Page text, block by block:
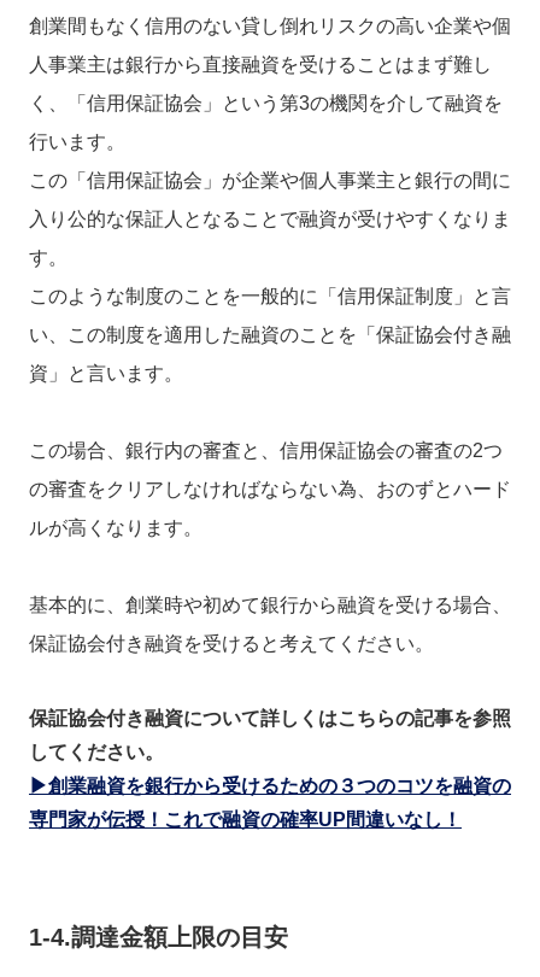
創業間もなく信用のない貸し倒れリスクの高い企業や個
人事業主は銀行から直接融資を受けることはまず難し
く、「信用保証協会」という第3の機関を介して融資を
行います。
この「信用保証協会」が企業や個人事業主と銀行の間に
入り公的な保証人となることで融資が受けやすくなりま
す。
このような制度のことを一般的に「信用保証制度」と言
い、この制度を適用した融資のことを「保証協会付き融
資」と言います。
この場合、銀行内の審査と、信用保証協会の審査の2つ
の審査をクリアしなければならない為、おのずとハード
ルが高くなります。
基本的に、創業時や初めて銀行から融資を受ける場合、
保証協会付き融資を受けると考えてください。
保証協会付き融資について詳しくはこちらの記事を参照
してください。
▶創業融資を銀行から受けるための３つのコツを融資の
専門家が伝授！これで融資の確率UP間違いなし！
1-4.調達金額上限の目安